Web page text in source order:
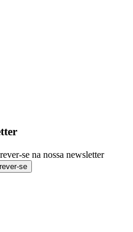
se na nossa newsletter
se